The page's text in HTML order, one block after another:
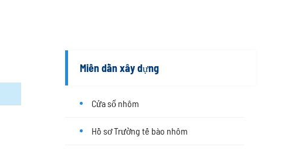
Miền dẫn xây dựng
Cửa sổ nhôm
Hồ sơ Trường tế bào nhôm